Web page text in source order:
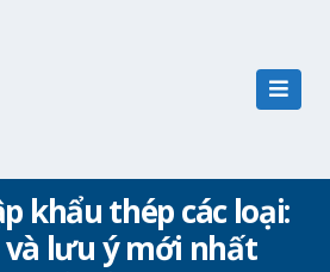
khẩu thép các loại:
lưu ý mới nhất